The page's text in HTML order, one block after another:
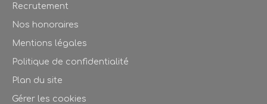
Recrutement
Nos honoraires
Mentions légales
Politique de confidentialité
Plan du site
Gérer les cookies